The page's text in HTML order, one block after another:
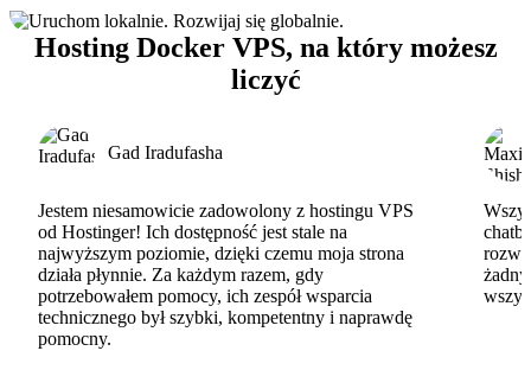
Hosting Docker VPS, na który możesz
liczyć
Gad Iradufasha
Jestem niesamowicie zadowolony z hostingu VPS
od Hostinger! Ich dostępność jest stale na
najwyższym poziomie, dzięki czemu moja strona
działa płynnie. Za każdym razem, gdy
potrzebowałem pomocy, ich zespół wsparcia
technicznego był szybki, kompetentny i naprawdę
pomocny.